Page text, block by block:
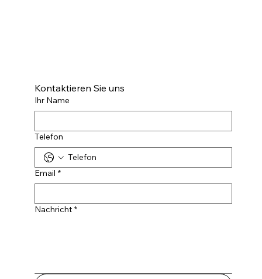
Kontaktieren Sie uns
Ihr Name
Telefon
Email *
Nachricht *